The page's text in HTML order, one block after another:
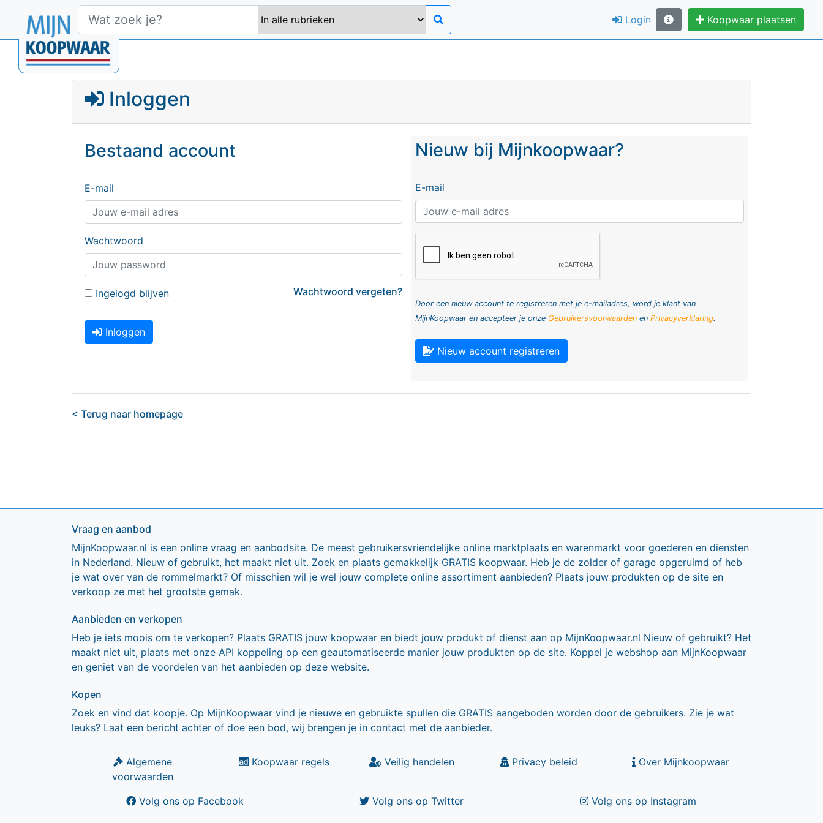
Login Koopwaar plaatsen
Inloggen
Bestaand account
E-mail
Wachtwoord
Wachtwoord vergeten?
Ingelogd blijven
Inloggen
Nieuw bij Mijnkoopwaar?
E-mail
Door een nieuw account te registreren met je e-mailadres, word je klant van
MijnKoopwaar en accepteer je onze Gebruikersvoorwaarden en Privacyverklaring.
Nieuw account registreren
< Terug naar homepage
Vraag en aanbod
MijnKoopwaar.nl is een online vraag en aanbodsite. De meest gebruikersvriendelijke online marktplaats en warenmarkt voor goederen en diensten
in Nederland. Nieuw of gebruikt, het maakt niet uit. Zoek en plaats gemakkelijk GRATIS koopwaar. Heb je de zolder of garage opgeruimd of heb
je wat over van de rommelmarkt? Of misschien wil je wel jouw complete online assortiment aanbieden? Plaats jouw produkten op de site en
verkoop ze met het grootste gemak.
Aanbieden en verkopen
Heb je iets moois om te verkopen? Plaats GRATIS jouw koopwaar en biedt jouw produkt of dienst aan op MijnKoopwaar.nl Nieuw of gebruikt? Het
maakt niet uit, plaats met onze API koppeling op een geautomatiseerde manier jouw produkten op de site. Koppel je webshop aan MijnKoopwaar
en geniet van de voordelen van het aanbieden op deze website.
Kopen
Zoek en vind dat koopje. Op MijnKoopwaar vind je nieuwe en gebruikte spullen die GRATIS aangeboden worden door de gebruikers. Zie je wat
leuks? Laat een bericht achter of doe een bod, wij brengen je in contact met de aanbieder.
Algemene
voorwaarden
Koopwaar regels Veilig handelen Privacy beleid Over Mijnkoopwaar
Volg ons op Facebook Volg ons op Twitter Volg ons op Instagram